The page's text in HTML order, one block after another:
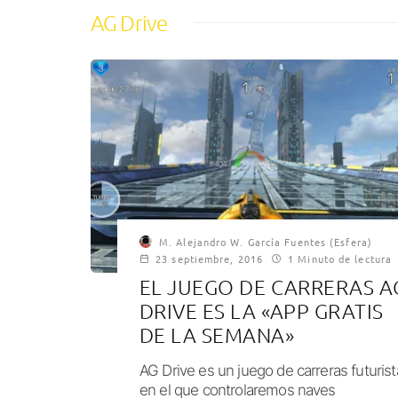
AG Drive
M. Alejandro W. García Fuentes (Esfera)
23 septiembre, 2016
1 Minuto de lectura
EL JUEGO DE CARRERAS
DRIVE ES LA «APP GRATIS
DE LA SEMANA»
AG Drive es un juego de carreras
en el que controlaremos naves